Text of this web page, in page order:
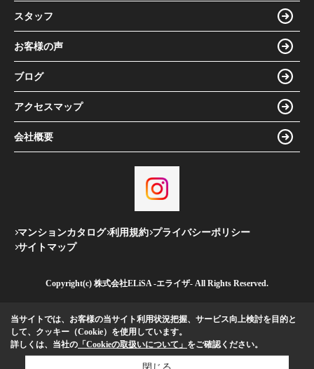
スタッフ
お客様の声
ブログ
アクセスマップ
会社概要
マンションカタログ 利用規約 プライバシーポリシー
サイトマップ
Copyright(c) 株式会社ELiSA -エライザ- All Rights Reserved.
当サイトでは、お客様の当サイト利用状況把握、サービス向上検討を目的と
して、クッキー（Cookie）を使用しています。
詳しくは、当社の 「Cookieの取扱いについて」 をご確認ください。
閉じる